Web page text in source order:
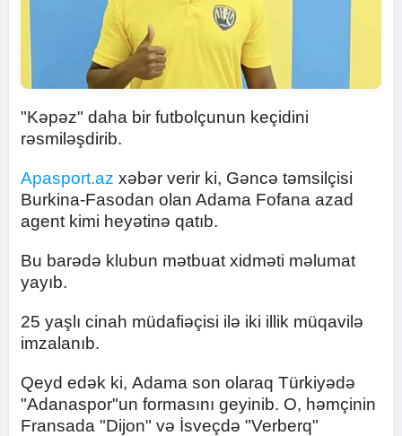
"Kəpəz" daha bir futbolçunun keçidini
rəsmiləşdirib.
Apasport.az xəbər verir ki, Gəncə təmsilçisi
Burkina-Fasodan olan Adama Fofana azad
agent kimi heyətinə qatıb.
Bu barədə klubun mətbuat xidməti məlumat
yayıb.
25 yaşlı cinah müdafiəçisi ilə iki illik müqavilə
imzalanıb.
Qeyd edək ki, Adama son olaraq Türkiyədə
"Adanaspor"un formasını geyinib. O, həmçinin
Fransada "Dijon" və İsveçdə "Verberq"